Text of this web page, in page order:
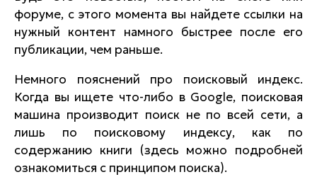
форуме, с этого момента вы найдете ссылки на
нужный контент намного быстрее после его
публикации, чем раньше.
Немного пояснений про поисковый индекс.
Когда вы ищете что-либо в Google, поисковая
машина производит поиск не по всей сети, а
лишь по поисковому индексу, как по
содержанию книги (здесь можно подробней
ознакомиться с принципом поиска).